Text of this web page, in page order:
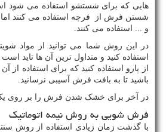
هایی که برای شستشو استفاده می شود
شستن فرش از فرچه استفاده می کنند
و ... استفاده می کنند.
در این روش شما می توانید از مواد
استفاده کنید و متداول ترین آن ها تاید
از پارو استفاده کنید که برای استفاده از
باشید تا به بافت فرش آسیبی نرسانید.
در آخر برای خشک شدن فرش را بر روی یک
فرش شویی به روش نیمه اتوماتیک
با گذشت زمان زیادی استفاده از روش